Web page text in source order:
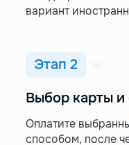
вариант
Этап 2
Выбор карты и
Оплатите
способом, после